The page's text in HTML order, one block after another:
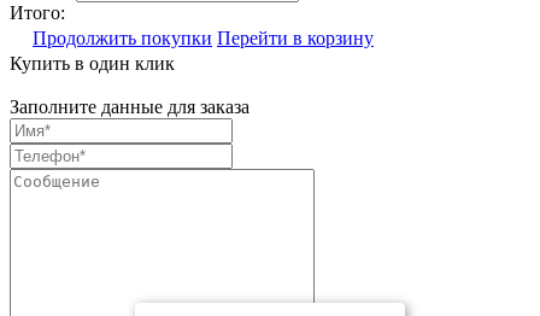
Итого:
Продолжить покупки Перейти в корзину
Купить в один клик
Заполните данные для заказа